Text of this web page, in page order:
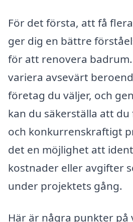
För det första, att få
ger dig en bättre
för att renovera
variera avsevärt
företag du väljer, och
kan du säkerställa att
och konkurrenskraftigt
det en möjlighet att
kostnader eller avgifter
under projektets gång.
Här är några punkter på